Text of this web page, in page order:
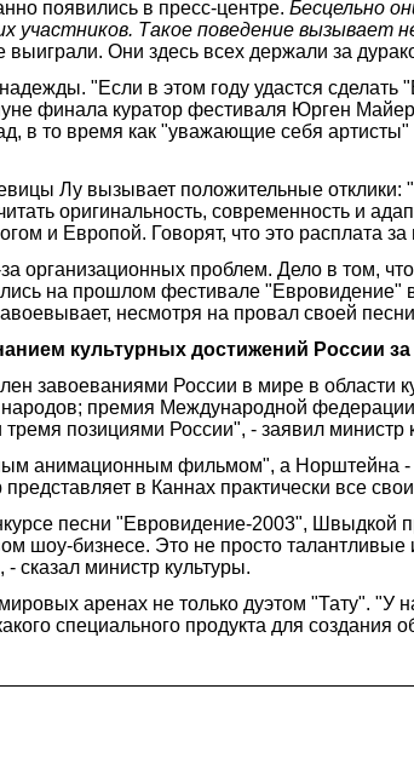
появились в пресс-центре. Бесцельно
участников. Такое поведение вызывает
выиграли. Они здесь всех держали за
"Если в этом году удастся
финала куратор фестиваля Юрген
в то время как "уважающие себя
Лу вызывает положительные
оригинальность, современность и
и Европой. Говорят, что это расплата
организационных проблем. Дело в том,
на прошлом фестивале
несмотря на провал своей
культурных достижений России
завоеваниями России в мире в области
премия Международной
позициями России", - заявил
анимационным фильмом", а Норштейна
в Каннах практически все
песни "Евровидение-2003", Швыдкой
шоу-бизнесе. Это не просто
сказал министр культуры.
аренах не только дуэтом "Тату". "У
специального продукта для